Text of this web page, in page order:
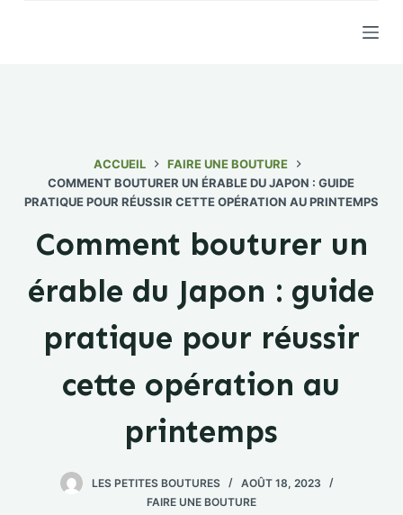
c
ACCUEIL
FAIRE UNE BOUTURE
COMMENT BOUTURER UN ÉRABLE DU JAPON : GUIDE
PRATIQUE POUR RÉUSSIR CETTE OPÉRATION AU PRINTEMPS
Comment bouturer un
érable du Japon : guide
pratique pour réussir
cette opération au
printemps
LES PETITES BOUTURES
AOÛT 18, 2023
FAIRE UNE BOUTURE